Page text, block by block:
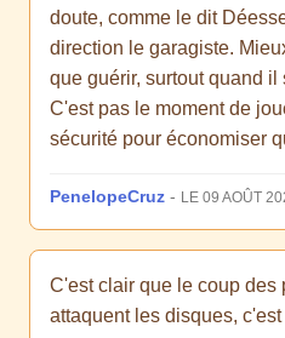
doute, comme le dit
direction le garagiste.
que guérir, surtout quand il
C'est pas le moment de
sécurité pour économiser
PenelopeCruz - LE 09 AOÛT
C'est clair que le coup des
attaquent les disques,